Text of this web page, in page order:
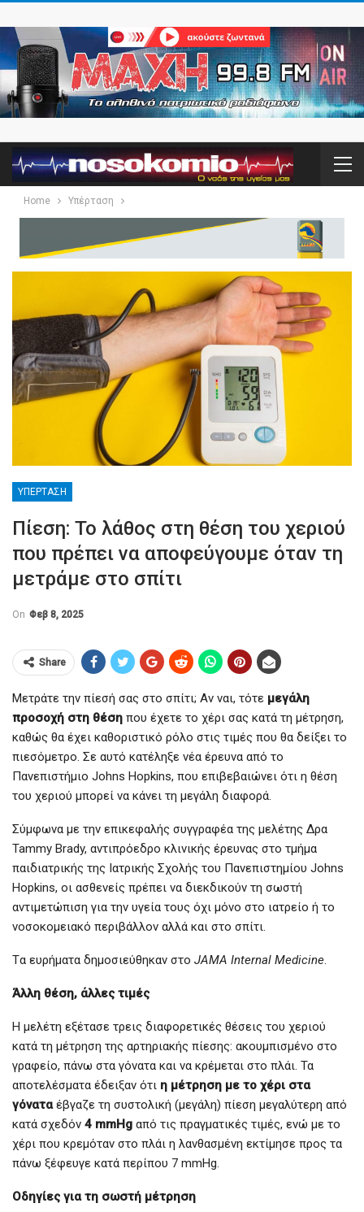
Home Υπέρταση
ΥΠΈΡΤΑΣΗ
Πίεση: Το λάθος στη θέση του χεριού
που πρέπει να αποφεύγουμε όταν τη
μετράμε στο σπίτι
On Φεβ 8, 2025
Share
Μετράτε την πίεσή σας στο σπίτι; Αν ναι, τότε μεγάλη
προσοχή στη θέση που έχετε το χέρι σας κατά τη μέτρηση,
καθώς θα έχει καθοριστικό ρόλο στις τιμές που θα δείξει το
πιεσόμετρο. Σε αυτό κατέληξε νέα έρευνα από το
Πανεπιστήμιο Johns Hopkins, που επιβεβαιώνει ότι η θέση
του χεριού μπορεί να κάνει τη μεγάλη διαφορά.
Σύμφωνα με την επικεφαλής συγγραφέα της μελέτης Δρα
Tammy Brady, αντιπρόεδρο κλινικής έρευνας στο τμήμα
παιδιατρικής της Ιατρικής Σχολής του Πανεπιστημίου Johns
Hopkins, οι ασθενείς πρέπει να διεκδικούν τη σωστή
αντιμετώπιση για την υγεία τους όχι μόνο στο ιατρείο ή το
νοσοκομειακό περιβάλλον αλλά και στο σπίτι.
Tα ευρήματα δημοσιεύθηκαν στο JAMA Internal Medicine.
Άλλη θέση, άλλες τιμές
Η μελέτη εξέτασε τρεις διαφορετικές θέσεις του χεριού
κατά τη μέτρηση της αρτηριακής πίεσης: ακουμπισμένο στο
γραφείο, πάνω στα γόνατα και να κρέμεται στο πλάι. Τα
αποτελέσματα έδειξαν ότι η μέτρηση με το χέρι στα
γόναταέβγαζε τη συστολική (μεγάλη) πίεση μεγαλύτερη από
κατά σχεδόν 4 mmHg από τις πραγματικές τιμές, ενώ με το
χέρι που κρεμόταν στο πλάι η λανθασμένη εκτίμησε προς τα
πάνω ξέφευγε κατά περίπου 7 mmHg.
Οδηγίες για τη σωστή μέτρηση